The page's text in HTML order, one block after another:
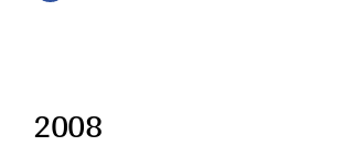
2008